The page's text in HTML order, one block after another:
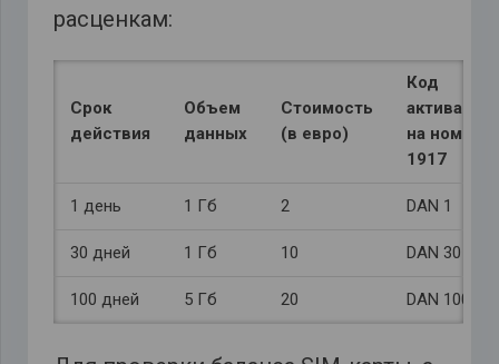
расценкам:
Срок
действия
Объем
данных
Стоимость
(в евро)
Код
активации
на номер
1917
1 день 1 Гб 2 DAN 1
30 дней 1 Гб 10 DAN 30
100 дней 5 Гб 20 DAN 100